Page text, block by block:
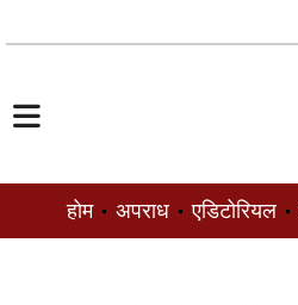
होम अपराध एडिटोरियल